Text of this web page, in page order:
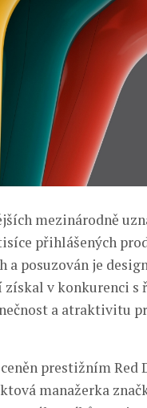
mezinárodně
přihlášených
posuzován je
v konkurenci s
a atraktivitu
prestižním Red
manažerka